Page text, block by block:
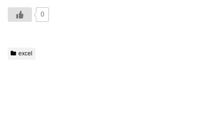
0
excel